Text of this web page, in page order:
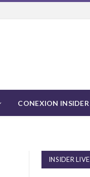
CONEXION INSIDER
INSIDER LIVE